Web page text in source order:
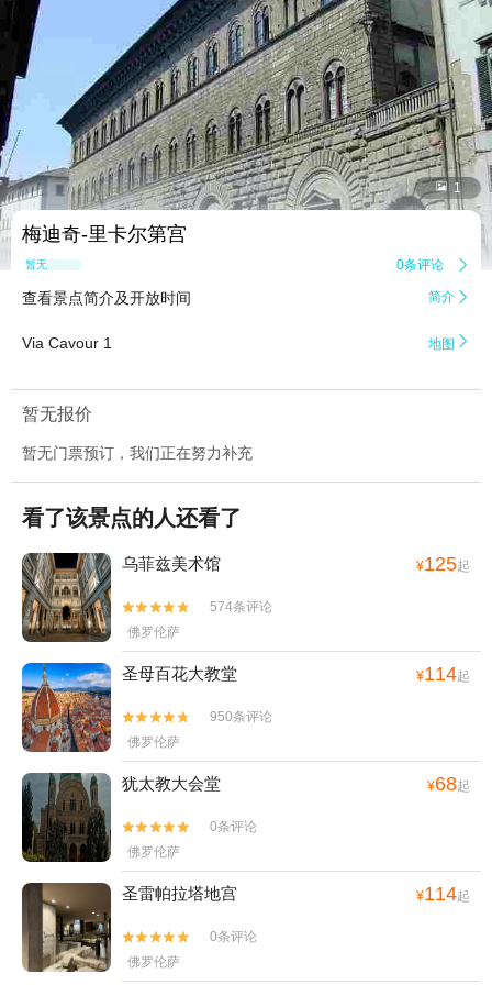
 1
梅迪奇-里卡尔第宫
暂无点评 0条评论 
查看景点简介及开放时间 简介 
Via Cavour 1 地图 
暂无报价
暂无门票预订，我们正在努力补充
看了该景点的人还看了
乌菲兹美术馆 ¥125起


574条评论
佛罗伦萨
圣母百花大教堂 ¥114起


950条评论
佛罗伦萨
犹太教大会堂 ¥68起


0条评论
佛罗伦萨
圣雷帕拉塔地宫 ¥114起


0条评论
佛罗伦萨
